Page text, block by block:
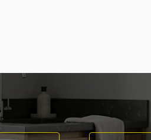
850 ₽ Заказать